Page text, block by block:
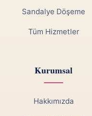
Sandalye Döşeme
Tüm Hizmetler
Kurumsal
Hakkımızda